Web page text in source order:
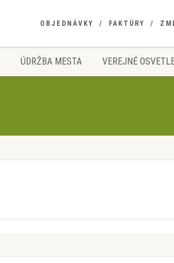
OBJEDNÁVKY FAKTÚRY
ÚDRŽBA MESTA VEREJNÉ